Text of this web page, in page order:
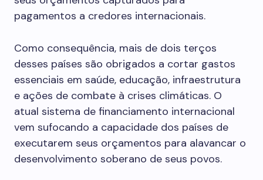
pagamentos a credores internacionais.
Como consequência, mais de dois terços
desses países são obrigados a cortar gastos
essenciais em saúde, educação, infraestrutura
e ações de combate à crises climáticas. O
atual sistema de financiamento internacional
vem sufocando a capacidade dos países de
executarem seus orçamentos para alavancar o
desenvolvimento soberano de seus povos.